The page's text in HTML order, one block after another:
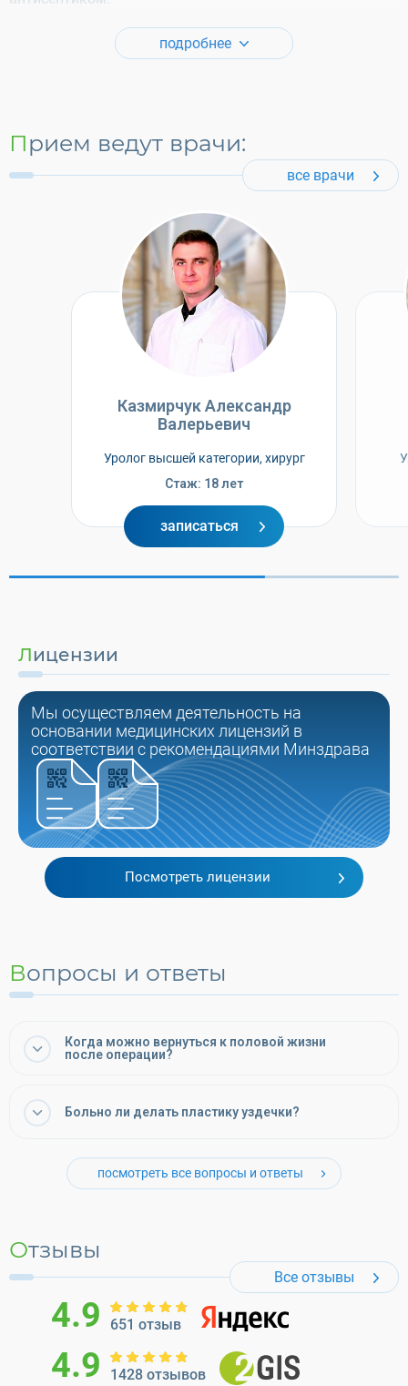
подробнее
Вопросы и ответы
Когда можно вернуться к половой жизни
после операции?
Больно ли делать пластику уздечки?
посмотреть все вопросы и ответы
Лицензии
Мы осуществляем деятельность на
основании медицинских лицензий в
соответствии с рекомендациями Минздрава
Посмотреть лицензии
Прием ведут врачи:
все врачи
Казмирчук Александр
Валерьевич
Уролог высшей категории, хирург
Стаж: 18 лет
записаться
Отзывы
Все отзывы
4.9 651 отзыв
4.9 1428 отзывов